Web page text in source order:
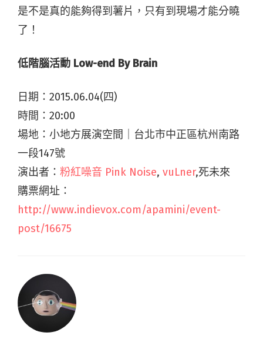
是不是真的能夠得到薯片，只有到現場才能分曉
了！
低階腦活動 Low-end By Brain
日期：2015.06.04(四)
時間：20:00
場地：小地方展演空間｜台北市中正區杭州南路
一段147號
演出者： 粉紅噪音 Pink Noise, vuLner,死未來
購票網址：
http://www.indievox.com/apamini/event-
post/16675